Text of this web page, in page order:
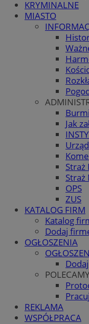
KRYMINALNE
MIASTO
Jak
Straż
Straż
OPS
ZUS
KATALOG FIRM
Katalog
Dodaj
OGŁOSZENIA
POLECAMY
REKLAMA
WSPÓŁPRACA